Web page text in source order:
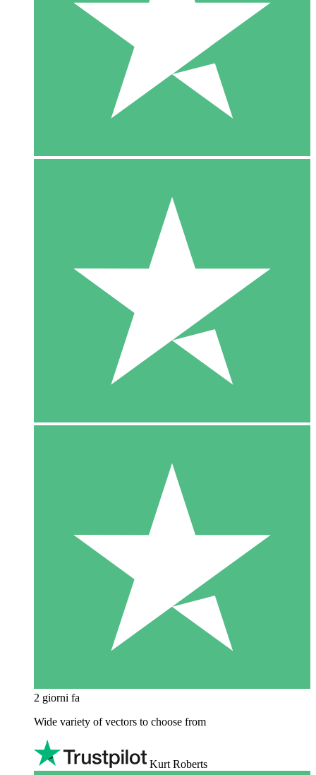
2 giorni fa
Wide variety of vectors to choose from
Kurt Roberts